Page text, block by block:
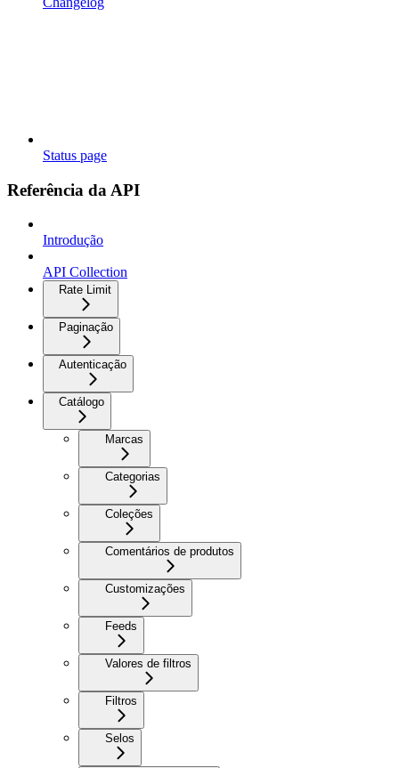
Status page
Referência da API
Introdução
API Collection
Rate Limit
Paginação
Autenticação
Catálogo
Marcas
Categorias
Coleções
Comentários de produtos
Customizações
Feeds
Valores de filtros
Filtros
Selos